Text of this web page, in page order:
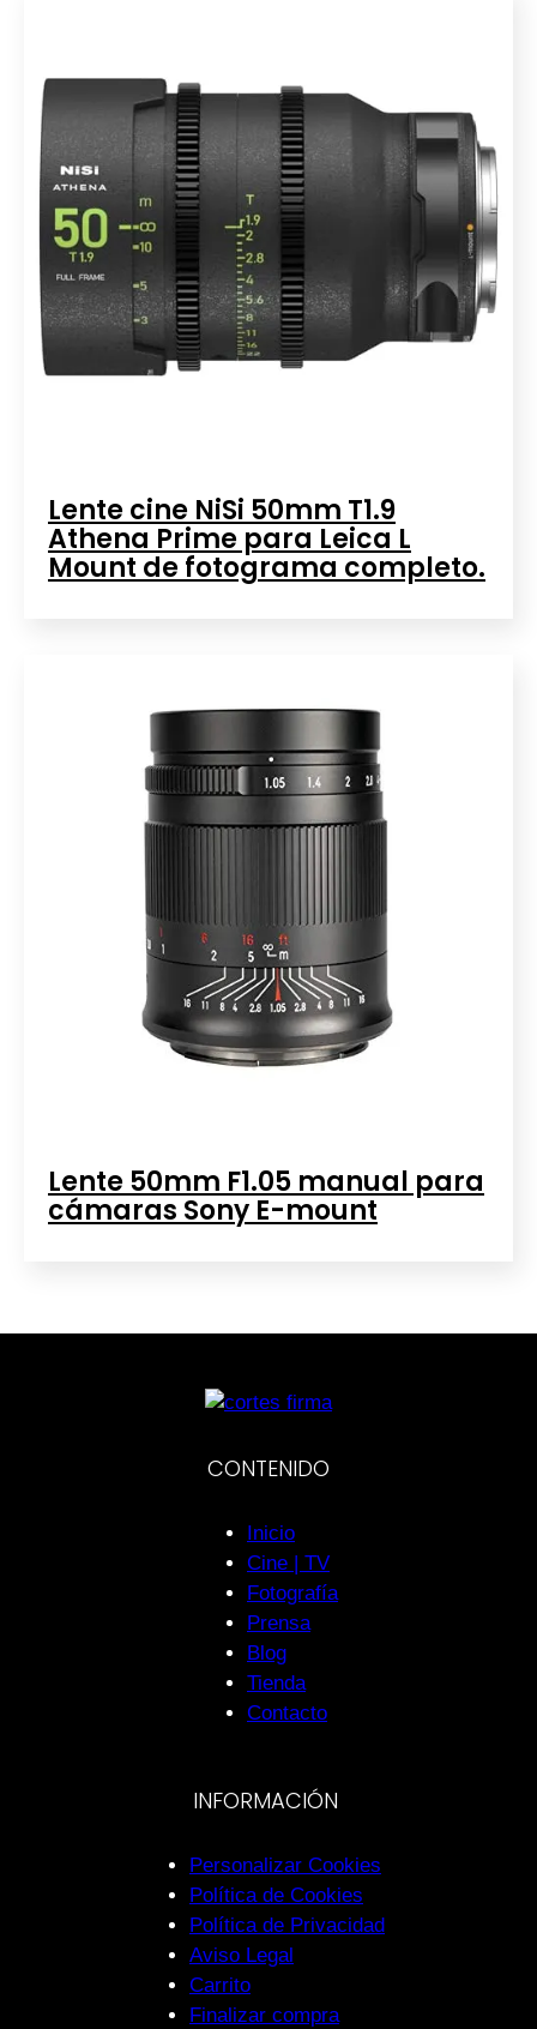
Lente cine NiSi 50mm T1.9
Athena Prime para Leica L
Mount de fotograma completo.
Lente 50mm F1.05 manual para
cámaras Sony E-mount
CONTENIDO
Inicio
Cine | TV
Fotografía
Prensa
Blog
Tienda
Contacto
INFORMACIÓN
Personalizar Cookies
Política de Cookies
Política de Privacidad
Aviso Legal
Carrito
Finalizar compra